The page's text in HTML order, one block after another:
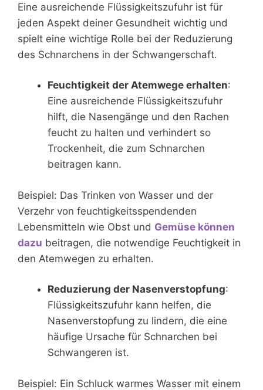
Eine ausreichende Flüssigkeitszufuhr ist für
jeden Aspekt deiner Gesundheit wichtig und
spielt eine wichtige Rolle bei der Reduzierung
des Schnarchens in der Schwangerschaft.
Feuchtigkeit der Atemwege erhalten:
Eine ausreichende Flüssigkeitszufuhr
hilft, die Nasengänge und den Rachen
feucht zu halten und verhindert so
Trockenheit, die zum Schnarchen
beitragen kann.
Beispiel: Das Trinken von Wasser und der
Verzehr von feuchtigkeitsspendenden
Lebensmitteln wie Obst und Gemüse können
dazu beitragen, die notwendige Feuchtigkeit in
den Atemwegen zu erhalten.
Reduzierung der Nasenverstopfung:
Flüssigkeitszufuhr kann helfen, die
Nasenverstopfung zu lindern, die eine
häufige Ursache für Schnarchen bei
Schwangeren ist.
Beispiel: Ein Schluck warmes Wasser mit einem